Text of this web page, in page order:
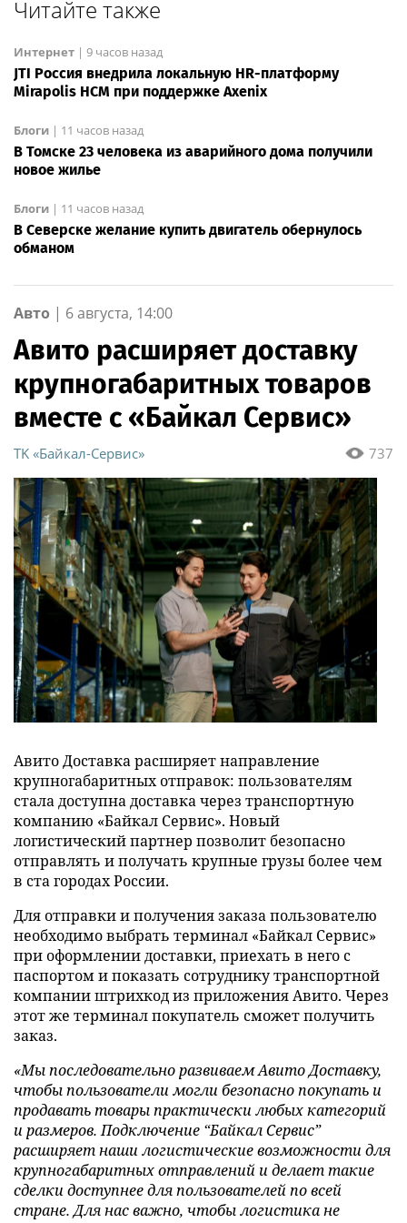
Читайте также
Интернет | 9 часов назад
JTI Россия внедрила локальную HR-платформу
Mirapolis HCM при поддержке Axenix
Блоги | 11 часов назад
В Томске 23 человека из аварийного дома получили
новое жилье
Блоги | 11 часов назад
В Северске желание купить двигатель обернулось
обманом
Авто | 6 августа, 14:00
Авито расширяет доставку
крупногабаритных товаров
вместе с «Байкал Сервис»
737
ТK «Байкал-Сервис»
Авито Доставка расширяет направление
крупногабаритных отправок: пользователям
стала доступна доставка через транспортную
компанию «Байкал Сервис». Новый
логистический партнер позволит безопасно
отправлять и получать крупные грузы более чем
в ста городах России.
Для отправки и получения заказа пользователю
необходимо выбрать терминал «Байкал Сервис»
при оформлении доставки, приехать в него с
паспортом и показать сотруднику транспортной
компании штрихкод из приложения Авито. Через
этот же терминал покупатель сможет получить
заказ.
«Мы последовательно развиваем Авито Доставку,
чтобы пользователи могли безопасно покупать и
продавать товары практически любых категорий
и размеров. Подключение “Байкал Сервис”
расширяет наши логистические возможности для
крупногабаритных отправлений и делает такие
сделки доступнее для пользователей по всей
стране. Для нас важно, чтобы логистика не